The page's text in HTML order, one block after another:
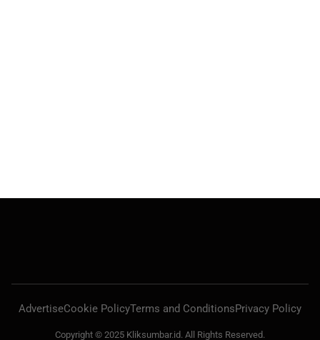
AdvertiseCookie PolicyTerms and ConditionsPrivacy Policy
Copyright © 2025 Kliksumbar.id. All Rights Reserved.